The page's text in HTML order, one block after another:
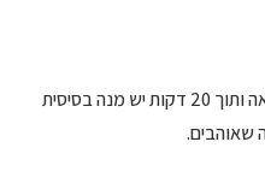
הכנתי עם מיקס של שלושה סוגי קינואה ותוך 20 דקות יש מנה בסיסית
שאוהבים.